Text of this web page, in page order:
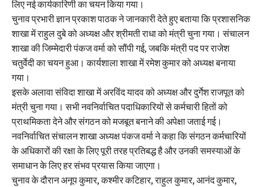
लिए नई कार्यकारिणी का चयन किया गया।
चुनाव प्रभारी ज्ञान प्रकाश पाठक ने जानकारी देते हुए बताया कि प्रशासनिक
शाखा में राहुल दुबे को अध्यक्ष और श्रीमती राधा को मंत्री चुना गया। संचालन
शाखा की जिम्मेदारी पंकज वर्मा को सौंपी गई, जबकि मंत्री पद पर राजेश
चतुर्वेदी का चयन हुआ। कार्यशाला शाखा में रमेश कुमार को अध्यक्ष बनाया
गया।
इसके अलावा संविदा शाखा में अरविंद यादव को अध्यक्ष और दुर्गेश राजपूत को
मंत्री चुना गया। सभी नवनिर्वाचित पदाधिकारियों से कर्मचारी हितों को
प्राथमिकता देने और संगठन को मजबूत बनाने की अपेक्षा जताई गई।
नवनिर्वाचित संचालन शाखा अध्यक्ष पंकज वर्मा ने कहा कि संगठन कर्मचारियों
के अधिकारों की रक्षा के लिए पूरी तरह प्रतिबद्ध है और उनकी समस्याओं के
समाधान के लिए हर संभव प्रयास किया जाएगा।
चुनाव के दौरान अनूप कुमार, कश्मीर कटिहार, राहुल कुमार, आनंद कुमार,